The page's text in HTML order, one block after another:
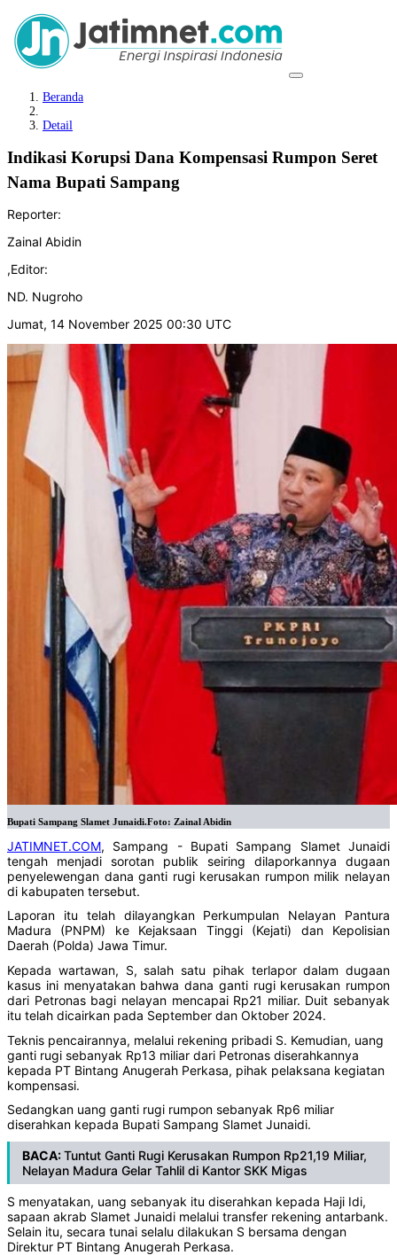
Beranda
Detail
Indikasi Korupsi Dana Kompensasi Rumpon Seret
Nama Bupati Sampang
Reporter:
Zainal Abidin
,Editor:
ND. Nugroho
Jumat, 14 November 2025 00:30 UTC
Bupati Sampang Slamet Junaidi.Foto: Zainal Abidin
JATIMNET.COM, Sampang - Bupati Sampang Slamet Junaidi
tengah menjadi sorotan publik seiring dilaporkannya dugaan
penyelewengan dana ganti rugi kerusakan rumpon milik nelayan
di kabupaten tersebut.
Laporan itu telah dilayangkan Perkumpulan Nelayan Pantura
Madura (PNPM) ke Kejaksaan Tinggi (Kejati) dan Kepolisian
Daerah (Polda) Jawa Timur.
Kepada wartawan, S, salah satu pihak terlapor dalam dugaan
kasus ini menyatakan bahwa dana ganti rugi kerusakan rumpon
dari Petronas bagi nelayan mencapai Rp21 miliar. Duit sebanyak
itu telah dicairkan pada September dan Oktober 2024.
Teknis pencairannya, melalui rekening pribadi S. Kemudian, uang
ganti rugi sebanyak Rp13 miliar dari Petronas diserahkannya
kepada PT Bintang Anugerah Perkasa, pihak pelaksana kegiatan
kompensasi.
Sedangkan uang ganti rugi rumpon sebanyak Rp6 miliar
diserahkan kepada Bupati Sampang Slamet Junaidi.
BACA:Tuntut Ganti Rugi Kerusakan Rumpon Rp21,19 Miliar,
Nelayan Madura Gelar Tahlil di Kantor SKK Migas
S menyatakan, uang sebanyak itu diserahkan kepada Haji Idi,
sapaan akrab Slamet Junaidi melalui transfer rekening antarbank.
Selain itu, secara tunai selalu dilakukan S bersama dengan
Direktur PT Bintang Anugerah Perkasa.